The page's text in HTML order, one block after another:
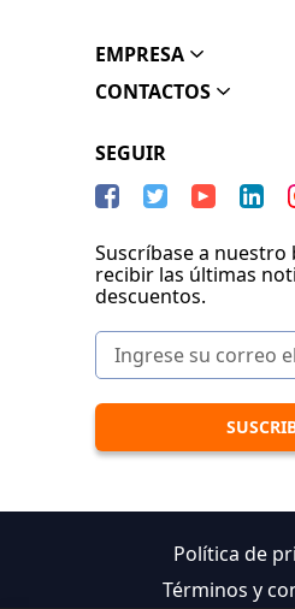
EMPRESA
CONTACTOS
SEGUIR
Suscríbase a nuestro
recibir las últimas
descuentos.
Política de
Términos y